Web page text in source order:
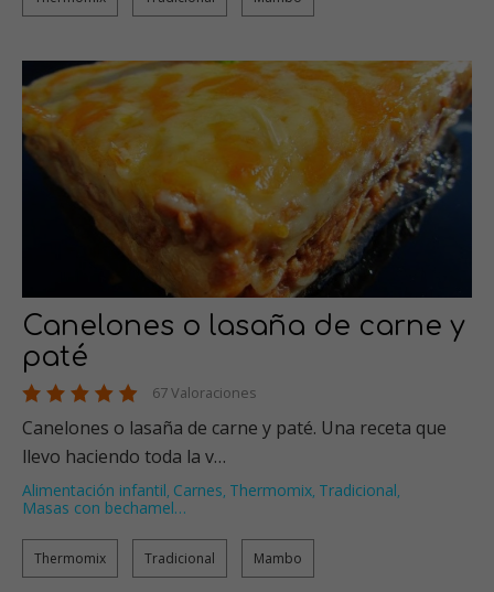
Canelones o lasaña de carne y
paté
67 Valoraciones
Canelones o lasaña de carne y paté. Una receta que
llevo haciendo toda la v…
Alimentación infantil, Carnes, Thermomix, Tradicional,
Masas con bechamel…
Thermomix Tradicional Mambo